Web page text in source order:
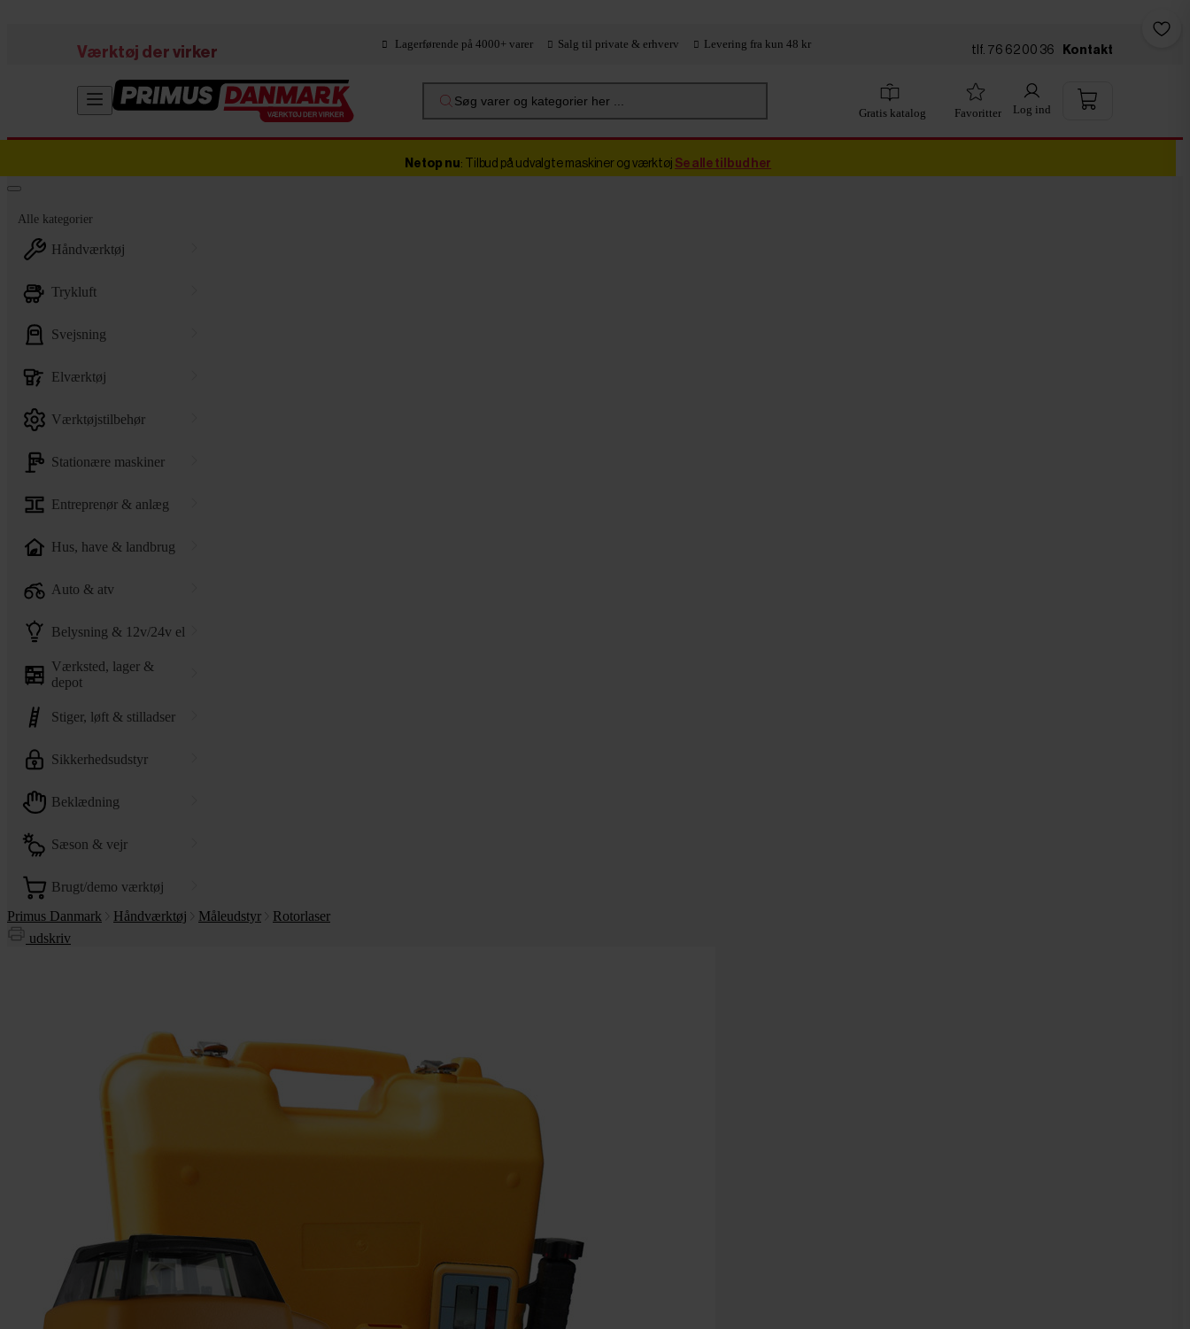
Værktøj der virker
Lagerførende på 4000+ varer Salg til private & erhverv Levering fra kun 48 kr tlf. 76 62 00 36 Kontakt
Søg varer og kategorier her ...
Gratis katalog Favoritter Log ind
Netop nu: Tilbud på udvalgte maskiner og værktøj Se alle tilbud her
Alle kategorier
håndværktøj
trykluft
svejsning
elværktøj
værktøjstilbehør
stationære maskiner
entreprenør & anlæg
hus, have & landbrug
auto & atv
belysning & 12v/24v el
værksted, lager &
depot
stiger, løft & stilladser
sikkerhedsudstyr
beklædning
sæson & vejr
brugt/demo værktøj
Primus Danmark
Håndværktøj Måleudstyr
Rotorlaser
udskriv